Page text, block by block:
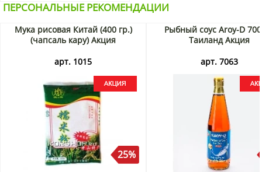
ПЕРСОНАЛЬНЫЕ РЕКОМЕНДАЦИИ
Мука рисовая Китай (400 гр.)
(чапсаль кару) Акция
арт. 1015
25%
Рыбный соус Aroy-D
Таиланд Акция
арт. 7063